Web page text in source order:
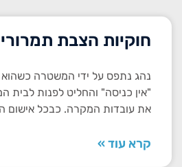
חוקיות הצבת
נהג נתפס על ידי המשטרה כשהוא
"אין כניסה" והחליט לפנות לבית
את עובדות המקרה. כבכל אישום
קרא עוד »